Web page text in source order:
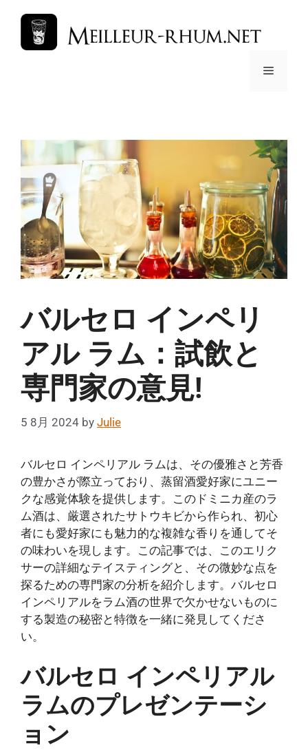
メ
ュ
ー
バルセロ インペリ
アル ラム：試飲と
専門家の意見!
5 8月 2024 by Julie
バルセロ インペリアル ラムは、その優雅さと芳香
の豊かさが際立っており、蒸留酒愛好家にユニー
クな感覚体験を提供します。このドミニカ産のラ
ム酒は、厳選されたサトウキビから作られ、初心
者にも愛好家にも魅力的な複雑な香りを通してそ
の味わいを現します。この記事では、このエリク
サーの詳細なテイスティングと、その微妙な点を
探るための専門家の分析を紹介します。バルセロ
インペリアルをラム酒の世界で欠かせないものに
する製造の秘密と特徴を一緒に発見してくださ
い。
バルセロ インペリアル
ラムのプレゼンテーシ
ョン